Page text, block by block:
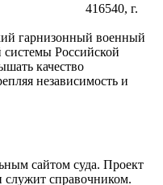
416540, г.
гарнизонный военный
системы Российской
качество
независимость и
сайтом суда. Проект
справочником.